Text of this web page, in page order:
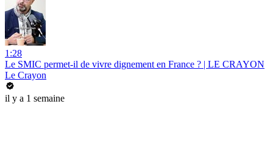
1:28
Le SMIC permet-il de vivre dignement en France ? | LE CRAYON
Le Crayon
il y a 1 semaine